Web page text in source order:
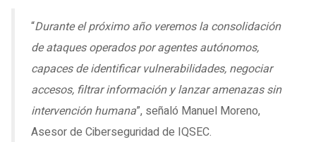
“Durante el próximo año veremos la consolidación
de ataques operados por agentes autónomos,
capaces de identificar vulnerabilidades, negociar
accesos, filtrar información y lanzar amenazas sin
intervención humana”, señaló Manuel Moreno,
Asesor de Ciberseguridad de IQSEC.